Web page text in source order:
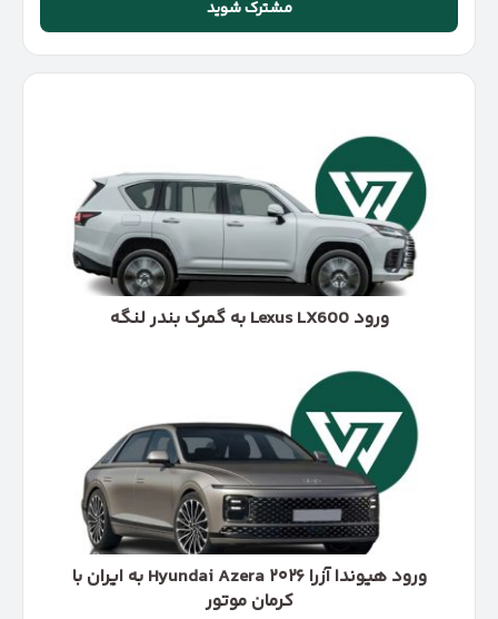
وارد
کنید
گمرک
ورود Lexus LX600 به گمرک بندر لنگه
Hyundai
کرمان
ورود هیوندا آزرا Hyundai Azera ۲۰۲۶ به ایران با
کرمان موتور